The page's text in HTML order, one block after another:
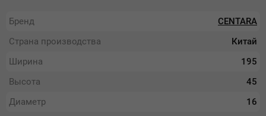
Бренд
CENTARA
Страна производства
Китай
Ширина
195
Высота
45
Диаметр
16